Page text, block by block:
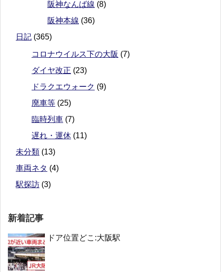
阪神なんば線 (8)
阪神本線 (36)
日記 (365)
コロナウイルス下の大阪 (7)
ダイヤ改正 (23)
ドラクエウォーク (9)
廃車等 (25)
臨時列車 (7)
遅れ・運休 (11)
未分類 (13)
車両ネタ (4)
駅探訪 (3)
新着記事
ドア位置どこ:大阪駅